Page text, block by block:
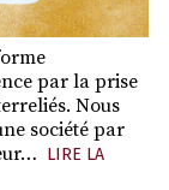
par la prise
Nous
société par
LIRE LA